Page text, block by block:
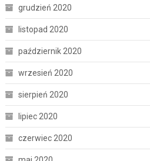
grudzień 2020
listopad 2020
październik 2020
wrzesień 2020
sierpień 2020
lipiec 2020
czerwiec 2020